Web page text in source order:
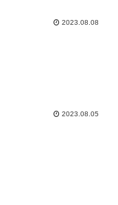
2023.08.08
2023.08.05